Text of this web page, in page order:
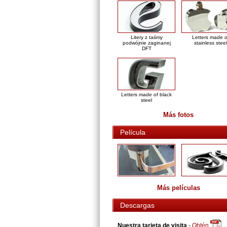
Litery z taśmy
podwójnie zaginanej
DFT
Letters made
stainless steel
Letters made of black
steel
Más fotos
Película
Más películas
Descargas
Nuestra tarjeta de visita - Obtén